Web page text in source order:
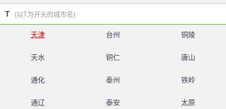
T (以T为开头的城市名)
天津 台州 铜陵
天水 铜仁 唐山
通化 泰州 铁岭
通辽 泰安 太原